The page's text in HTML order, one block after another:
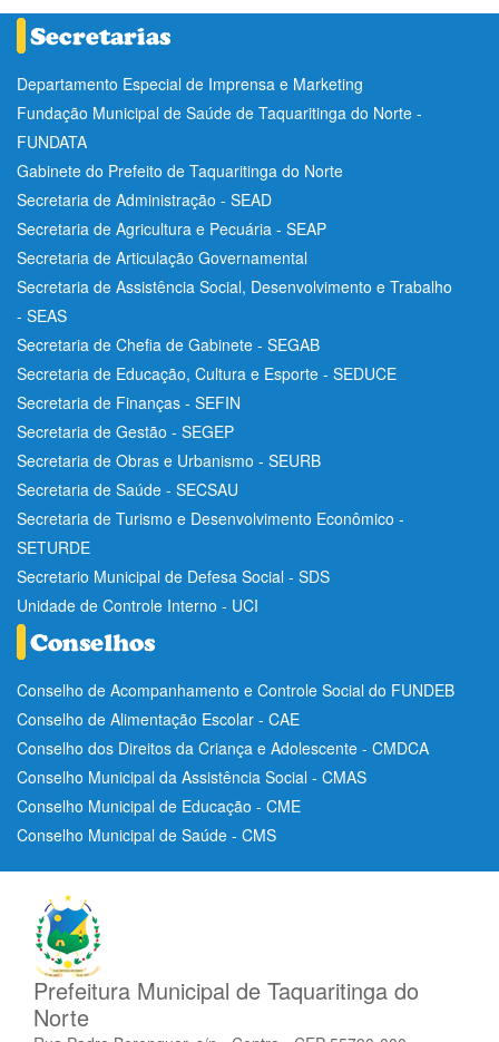
Departamento Especial de Imprensa e Marketing
Fundação Municipal de Saúde de Taquaritinga do Norte -
FUNDATA
Gabinete do Prefeito de Taquaritinga do Norte
Secretaria de Administração - SEAD
Secretaria de Agricultura e Pecuária - SEAP
Secretaria de Articulação Governamental
Secretaria de Assistência Social, Desenvolvimento e Trabalho
- SEAS
Secretaria de Chefia de Gabinete - SEGAB
Secretaria de Educação, Cultura e Esporte - SEDUCE
Secretaria de Finanças - SEFIN
Secretaria de Gestão - SEGEP
Secretaria de Obras e Urbanismo - SEURB
Secretaria de Saúde - SECSAU
Secretaria de Turismo e Desenvolvimento Econômico -
SETURDE
Secretario Municipal de Defesa Social - SDS
Unidade de Controle Interno - UCI
Conselho de Acompanhamento e Controle Social do FUNDEB
Conselho de Alimentação Escolar - CAE
Conselho dos Direitos da Criança e Adolescente - CMDCA
Conselho Municipal da Assistência Social - CMAS
Conselho Municipal de Educação - CME
Conselho Municipal de Saúde - CMS
Prefeitura Municipal de Taquaritinga do
Norte